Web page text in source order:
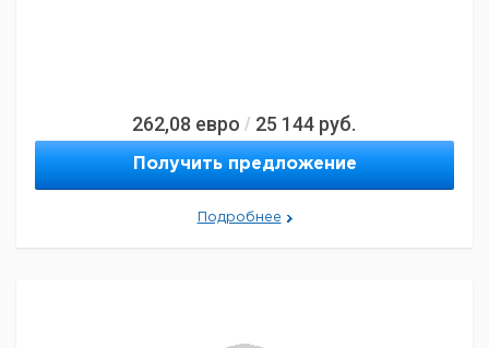
262,08 евро / 25 144 руб.
Получить предложение
Подробнее